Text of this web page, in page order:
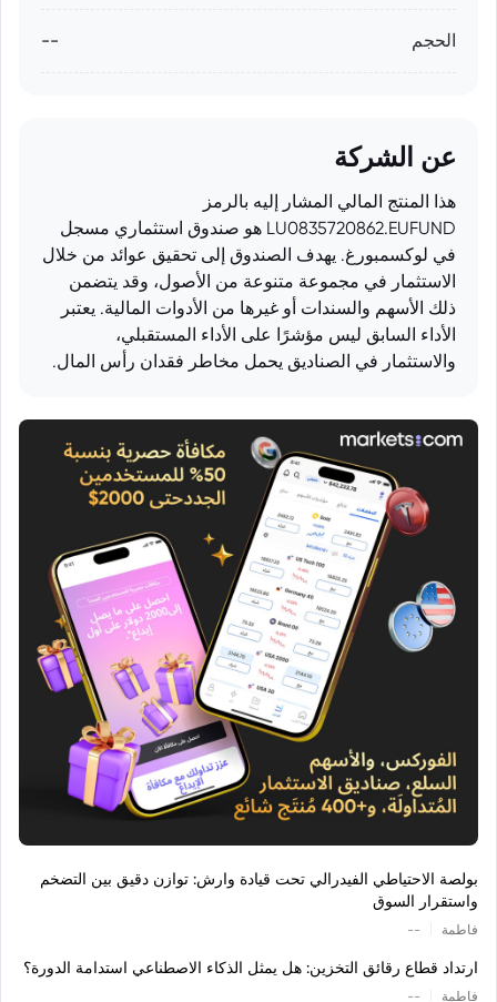
الحجم --
عن الشركة
هذا المنتج المالي المشار إليه بالرمز
LU0835720862.EUFUND هو صندوق استثماري مسجل
في لوكسمبورغ. يهدف الصندوق إلى تحقيق عوائد من خلال
الاستثمار في مجموعة متنوعة من الأصول، وقد يتضمن
ذلك الأسهم والسندات أو غيرها من الأدوات المالية. يعتبر
الأداء السابق ليس مؤشرًا على الأداء المستقبلي،
والاستثمار في الصناديق يحمل مخاطر فقدان رأس المال.
بولصة الاحتياطي الفيدرالي تحت قيادة وارش: توازن دقيق بين التضخم
واستقرار السوق
فاطمة --
ارتداد قطاع رقائق التخزين: هل يمثل الذكاء الاصطناعي استدامة الدورة؟
فاطمة --